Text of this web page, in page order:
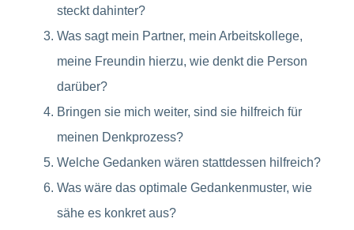
steckt dahinter?
Was sagt mein Partner, mein Arbeitskollege,
meine Freundin hierzu, wie denkt die Person
darüber?
Bringen sie mich weiter, sind sie hilfreich für
meinen Denkprozess?
Welche Gedanken wären stattdessen hilfreich?
Was wäre das optimale Gedankenmuster, wie
sähe es konkret aus?